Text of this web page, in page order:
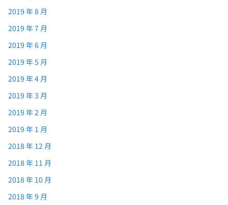
2019 年 8 月
2019 年 7 月
2019 年 6 月
2019 年 5 月
2019 年 4 月
2019 年 3 月
2019 年 2 月
2019 年 1 月
2018 年 12 月
2018 年 11 月
2018 年 10 月
2018 年 9 月